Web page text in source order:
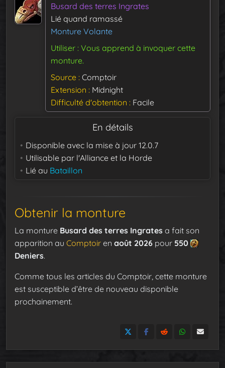
Busard des terres Ingrates
Lié quand ramassé
Monture Volante
Utiliser : Vous apprend à invoquer cette
monture.
Source Comptoir
Extension
Midnight
Difficulté d'obtention
Facile
En détails
Disponible avec la mise à jour 12.0.7
Utilisable par l'Alliance et la Horde
Lié au Bataillon
Obtenir la monture
La monture Busard des terres Ingrates a fait son
apparition au Comptoir en août 2026 pour 550
Deniers.
Comme tous les articles du Comptoir, cette monture
est susceptible d’être de nouveau disponible
prochainement.